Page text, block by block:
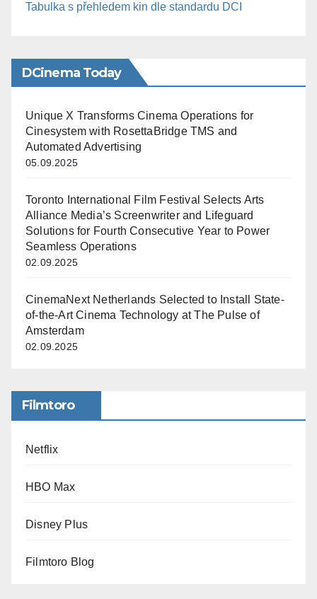
Tabulka s přehledem kin dle standardu DCI
DCinema Today
Unique X Transforms Cinema Operations for
Cinesystem with RosettaBridge TMS and
Automated Advertising
05.09.2025
Toronto International Film Festival Selects Arts
Alliance Media’s Screenwriter and Lifeguard
Solutions for Fourth Consecutive Year to Power
Seamless Operations
02.09.2025
CinemaNext Netherlands Selected to Install State-
of-the-Art Cinema Technology at The Pulse of
Amsterdam
02.09.2025
Filmtoro
Netflix
HBO Max
Disney Plus
Filmtoro Blog